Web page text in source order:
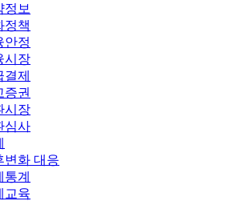
정보
정책
안정
시장
결제
증권
시장
심사
변화 대응
통계
교육